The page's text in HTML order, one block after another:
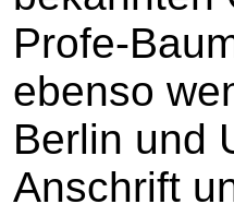
Profe-
ebenso
Berlin und
Anschrift